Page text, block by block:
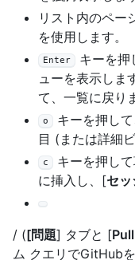
リスト内のペー
を使用します。
Enter
キーを押
ューを表示しま
て、一覧に戻り
o
キーを押し
目 (または詳細
c
キーを押し
に挿入し、[セ
/ ([問題] タブと [
ム クエリでGitHub